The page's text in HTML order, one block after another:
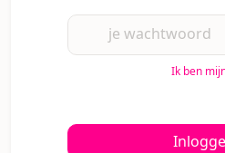
je wachtwoord
Ik ben